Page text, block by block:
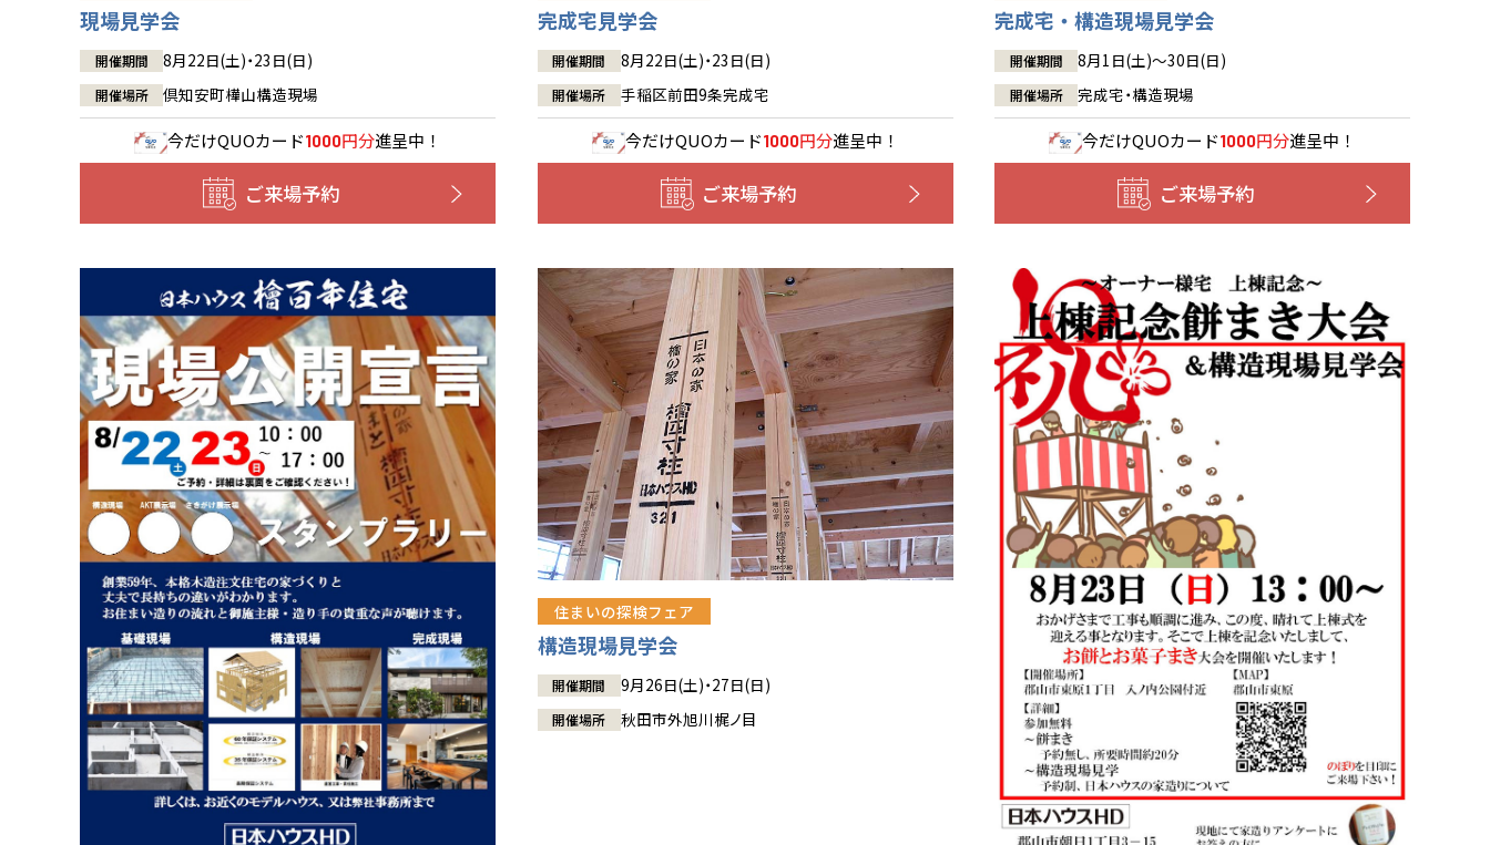
現場見学会
開催期間 8月22日(土)・23日(日)
開催場所 倶知安町樺山構造現場
今だけQUOカード1000円分進呈中！
ご来場予約
完成宅見学会
開催期間 8月22日(土)・23日(日)
開催場所 手稲区前田9条完成宅
今だけQUOカード1000円分進呈中！
ご来場予約
完成宅・構造現場見学会
開催期間 8月1日(土)～30日(日)
開催場所 完成宅・構造現場
今だけQUOカード1000円分進呈中！
ご来場予約
住まいの探検フェア
構造現場見学会
開催期間 9月26日(土)・27日(日)
開催場所 秋田市外旭川梶ノ目